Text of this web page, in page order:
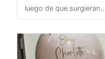
volvieron a convertirse
luego de que